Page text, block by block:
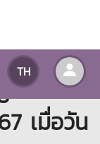
TH
ที่ประชุม
เมื่อวัน